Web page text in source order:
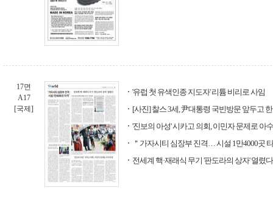
17면
A17
[국제]
'유럽 첫 유색인종 지도자' 리튬 비리로 사임
[사진] 찰스 3세, 尹대통령 국빈방문 앞두고
'진보의 아성' 시카고 의회, 이민자 문제로 아
＂가자시티 심장부 진격… 시설 1만4000곳
전세계 핵·재래식 무기 '판도라의 상자' 열렸다